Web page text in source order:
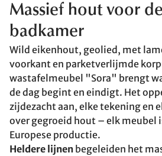
Massief hout voor
badkamer
Wild eikenhout, geolied, met
voorkant en parketverlijmde
wastafelmeubel "Sora" brengt
de dag begint en eindigt. Het
zijdezacht aan, elke tekening en
over gegroeid hout – elk meubel
Europese productie.
Heldere lijnen begeleiden het